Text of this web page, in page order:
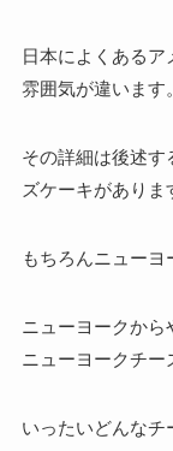
日本によくある
雰囲気が違います。
その詳細は後述す
ズケーキがありま
もちろんニューヨ
ニューヨークか
ニューヨークチー
いったいどんなチ